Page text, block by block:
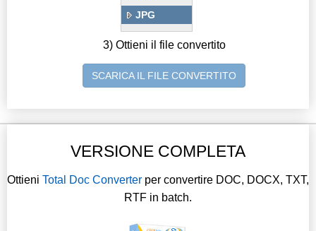
JPG
3) Ottieni il file convertito
SCARICA IL FILE CONVERTITO
VERSIONE COMPLETA
Ottieni Total Doc Converter per convertire DOC, DOCX, TXT,
RTF in batch.